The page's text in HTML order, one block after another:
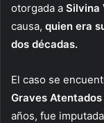
otorgada a Silvina
causa, quien era
dos décadas.
El caso se
Graves
años, fue